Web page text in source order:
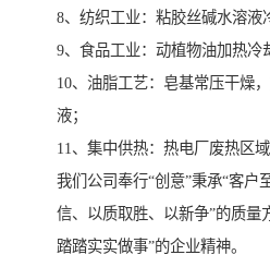
8、纺织工业：粘胶丝碱水溶液
9、食品工业：动植物油加热冷
10、油脂工艺：皂基常压干燥
液；
11、集中供热：热电厂废热区
我们公司奉行“创意”秉承“客户
信、以质取胜、以新争”的质量
踏踏实实做事”的企业精神。